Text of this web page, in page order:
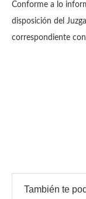
Conforme a lo
disposición del
correspondiente
También te